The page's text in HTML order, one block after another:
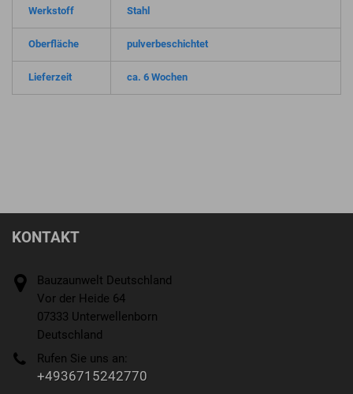
Werkstoff Stahl
Oberfläche pulverbeschichtet
Lieferzeit ca. 6 Wochen
KONTAKT
Bauzaunwelt Deutschland
Vor der Heide 64
07333 Unterwellenborn
Deutschland
Rufen Sie uns an:
+4936715242770